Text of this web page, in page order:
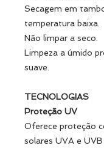
Secagem em
temperatura baixa.
Não limpar a seco.
Limpeza a úmido
suave.
TECNOLOGIAS
Proteção UV
Oferece proteção
solares UVA e